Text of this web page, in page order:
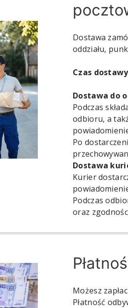
Dostawa
oddziału,
Czas
Dostawa do
Podczas
odbioru, a
Po
Dostawa
Kurier
Podczas
oraz
Możesz
Płatność